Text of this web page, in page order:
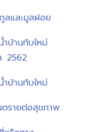
และมูลฝอย
บ้านทับใหม่
2562
บ้านทับใหม่
รายต่อสุขภาพ